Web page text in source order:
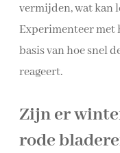
vermijden, wat kan
Experimenteer met
basis van hoe snel
reageert.
Zijn er
rode